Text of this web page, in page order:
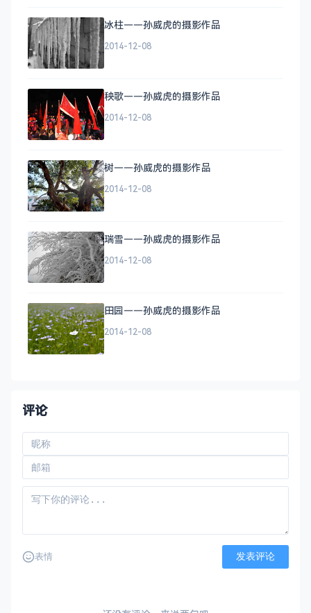
冰柱——孙威虎的摄影作品
2014-12-08
秧歌——孙威虎的摄影作品
2014-12-08
树——孙威虎的摄影作品
2014-12-08
瑞雪——孙威虎的摄影作品
2014-12-08
田园——孙威虎的摄影作品
2014-12-08
评论
表情 发表评论